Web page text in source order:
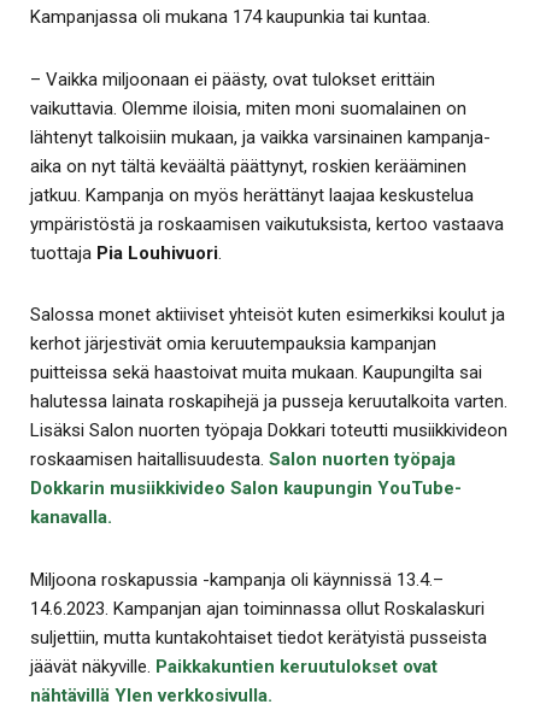
Kampanjassa oli mukana 174 kaupunkia tai kuntaa.
– Vaikka miljoonaan ei päästy, ovat tulokset erittäin
vaikuttavia. Olemme iloisia, miten moni suomalainen on
lähtenyt talkoisiin mukaan, ja vaikka varsinainen kampanja-
aika on nyt tältä keväältä päättynyt, roskien kerääminen
jatkuu. Kampanja on myös herättänyt laajaa keskustelua
ympäristöstä ja roskaamisen vaikutuksista, kertoo vastaava
tuottaja Pia Louhivuori
Salossa monet aktiiviset yhteisöt kuten esimerkiksi koulut ja
kerhot järjestivät omia keruutempauksia kampanjan
puitteissa sekä haastoivat muita mukaan. Kaupungilta sai
halutessa lainata roskapihejä ja pusseja keruutalkoita varten.
Lisäksi Salon nuorten työpaja Dokkari toteutti musiikkivideon
roskaamisen haitallisuudesta. Salon nuorten työpaja
Dokkarin musiikkivideo Salon kaupungin YouTube-
kanavalla.
Miljoona roskapussia -kampanja oli käynnissä 13.4.–
14.6.2023. Kampanjan ajan toiminnassa ollut Roskalaskuri
suljettiin, mutta kuntakohtaiset tiedot kerätyistä pusseista
jäävät näkyville. Paikkakuntien keruutulokset ovat
nähtävillä Ylen verkkosivulla.